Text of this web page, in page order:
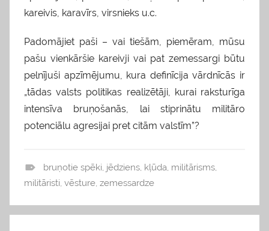
kareivis, karavīrs, virsnieks u.c.
Padomājiet paši – vai tiešām, piemēram, mūsu
pašu vienkāršie kareivji vai pat zemessargi būtu
pelnījuši apzīmējumu, kura definīcija vārdnīcās ir
„tādas valsts politikas realizētāji, kurai raksturīga
intensīva bruņošanās, lai stiprinātu militāro
potenciālu agresijai pret citām valstīm”?
b
o
bruņotie spēki, jēdziens, kļūda, militārisms,
militāristi, vēsture, zemessardze